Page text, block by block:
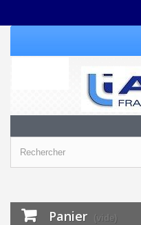
Panier (vide)